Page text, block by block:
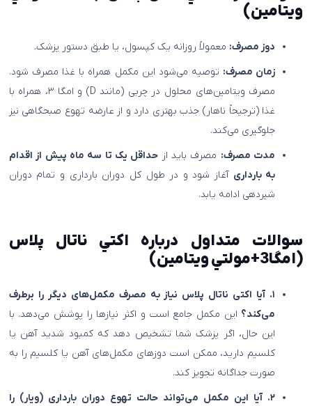
ويتامين)
دوز مصرف: معمولاً روزانه یک کپسول، یا طبق دستور پزشک.
زمان مصرف: توصیه می‌شود این مکمل همراه با غذا مصرف شود.
مصرف ویتامین‌های محلول در چربی (مانند D) و امگا ۳، همراه با
غذا (ترجیحاً ناهار) جذب بهتری دارد و از عارضه تهوع صبحگاهی نیز
جلوگیری می‌کند.
مدت مصرف: مصرف باید از حداقل یک تا سه ماه پیش از اقدام
به بارداری آغاز شود و در طول کل دوران بارداری و تمام دوران
شیردهی ادامه یابد.
سوالات متداول درباره اکتي ناتال پلاس
(امگا3+مولتي ويتامين)
۱. آیا اکتی ناتال پلاس نیاز به مصرف مکمل‌های دیگر را برطرف
می‌کند؟ این مکمل جامع است و اکثر نیازها را پوشش می‌دهد. با
این حال، اگر پزشک شما تشخیص دهد که کمبود شدید آهن یا
کلسیم دارید، ممکن است دوزهای مکمل‌های آهن یا کلسیم را به
صورت جداگانه تجویز کند.
۲. آیا این مکمل می‌تواند حالت تهوع دوران بارداری (ویار) را